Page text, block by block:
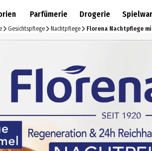
Parfümerie Drogerie
Gesichtspflege Nachtpflege Florena Nachtpflege